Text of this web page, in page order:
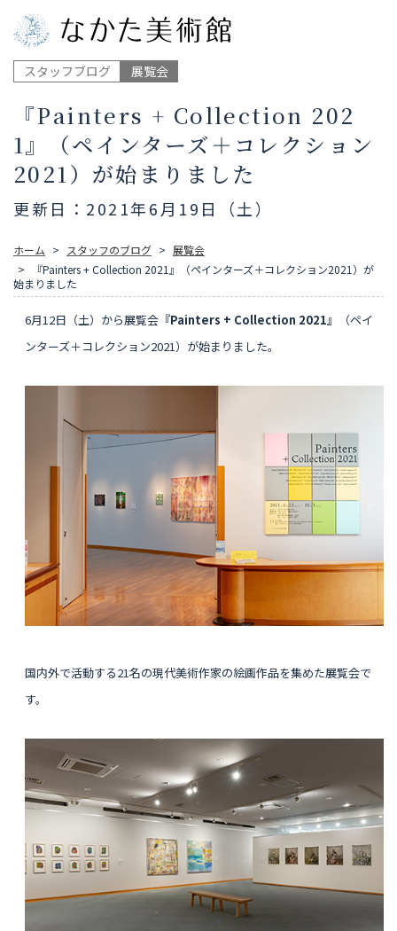
スタッフブログ 展覧会
『Painters + Collection 202
1』（ペインターズ＋コレクション
2021）が始まりました
更新日：2021年6月19日（土）
ホーム スタッフのブログ
展覧会
『Painters + Collection 2021』（ペインターズ＋コレクション2021）が
始まりました
6月12日（土）から展覧会 『Painters + Collection 2021』
（ペイ
ンターズ＋コレクション2021）が始まりました。
国内外で活動する21名の現代美術作家の絵画作品を集めた展覧会で
す。